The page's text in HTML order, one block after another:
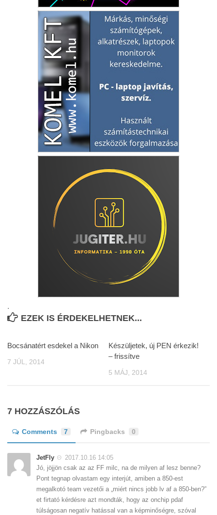
.
EZEK IS ÉRDEKELHETNEK...
Bocsánatért esdekel a Nikon
7 JÚL, 2014
Készüljetek, új PEN érkezik!
– frissítve
5 MÁJ, 2014
7 HOZZÁSZÓLÁS
Comments 7 Pingbacks 0
JetFly
2017.10.16 14:05
Jó, jöjjön csak az az FF milc, na de milyen af lesz benne?
Pont tegnap olvastam egy interjút, amiben a 850-est
megalkotó team vezetői a „miért nincs jobb lv af a 850-ben?”
et firtató kérdésre azt mondták, hogy az onchip pdaf
túlságosan negatív hatással van a képminőségre, szóval